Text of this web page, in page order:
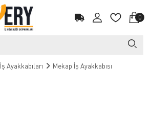
0
İş Ayakkabıları Mekap İş Ayakkabısı